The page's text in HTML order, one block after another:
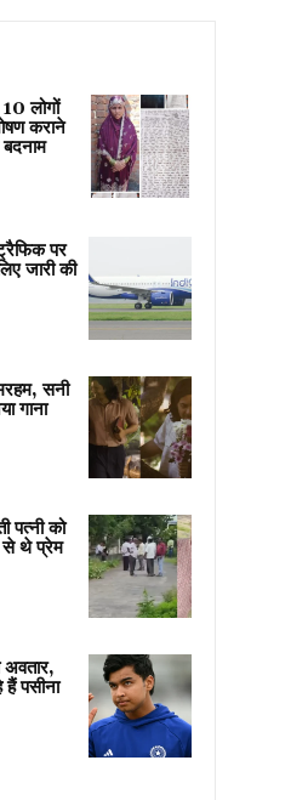
लोगों
कराने
पर
जारी की
सनी
गाना
पत्नी को
से थे प्रेम
अवतार,
पसीना